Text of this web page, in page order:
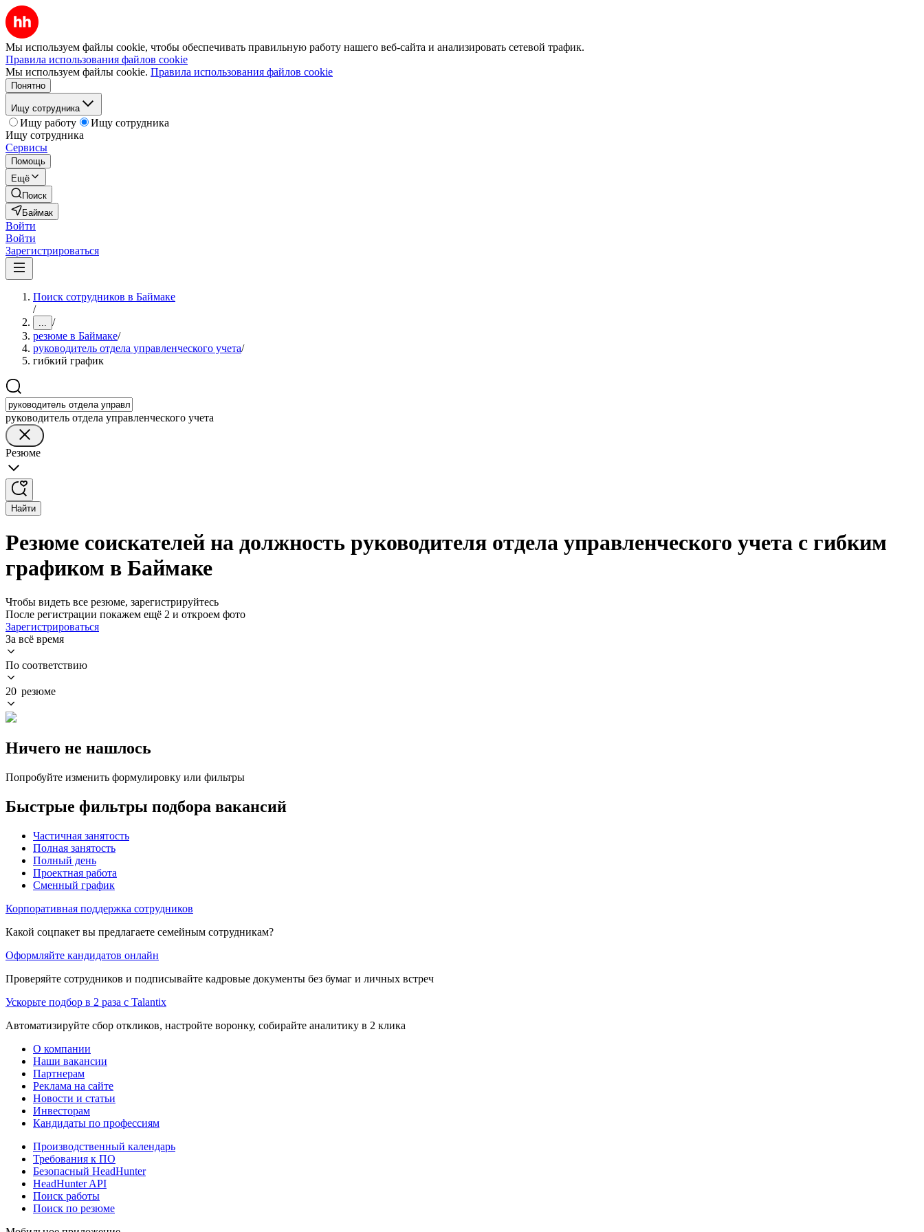
Мы используем файлы cookie, чтобы обеспечивать правильную работу нашего веб-сайта и анализировать сетевой трафик.
Правила использования файлов cookie
Мы используем файлы cookie. Правила использования файлов cookie
Понятно
Ищу сотрудника
Ищу работу
Ищу сотрудника
Ищу сотрудника
Сервисы
Помощь
Ещё
Поиск
Баймак
Войти
Войти
Зарегистрироваться
Поиск сотрудников в Баймаке
/
... /
резюме в Баймаке/
руководитель отдела управленческого учета/
гибкий график
руководитель отдела управленческого учета
Резюме
Найти
Резюме соискателей на должность руководителя отдела управленческого учета с гибким
графиком в Баймаке
Чтобы видеть все резюме, зарегистрируйтесь
После регистрации покажем ещё 2 и откроем фото
Зарегистрироваться
За всё время
По соответствию
20 резюме
Ничего не нашлось
Попробуйте изменить формулировку или фильтры
Быстрые фильтры подбора вакансий
Частичная занятость
Полная занятость
Полный день
Проектная работа
Сменный график
Корпоративная поддержка сотрудников
Какой соцпакет вы предлагаете семейным сотрудникам?
Оформляйте кандидатов онлайн
Проверяйте сотрудников и подписывайте кадровые документы без бумаг и личных встреч
Ускорьте подбор в 2 раза с Talantix
Автоматизируйте сбор откликов, настройте воронку, собирайте аналитику в 2 клика
О компании
Наши вакансии
Партнерам
Реклама на сайте
Новости и статьи
Инвесторам
Кандидаты по профессиям
Производственный календарь
Требования к ПО
Безопасный HeadHunter
HeadHunter API
Поиск работы
Поиск по резюме